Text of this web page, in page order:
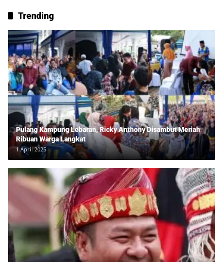
Trending
Pulang Kampung Lebaran, Ricky Anthony Disambut Meriah
Ribuan Warga Langkat
1 April 2025